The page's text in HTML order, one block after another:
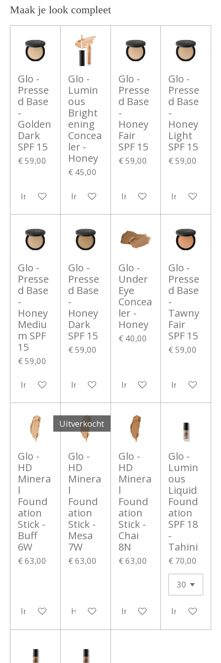
Maak je look compleet
Glo -
Presse
d Base
-
Golden
Dark
SPF 15
€ 59,00
In winkelwagen
Glo -
Lumin
ous
Bright
ening
Concea
ler -
Honey
€ 45,00
In winkelwagen
Glo -
Presse
d Base
-
Honey
Fair
SPF 15
€ 59,00
In winkelwagen
Glo -
Presse
d Base
-
Honey
Light
SPF 15
€ 59,00
In
Glo -
Presse
d Base
-
Honey
Mediu
m SPF
15
€ 59,00
In winkelwagen
Glo -
Presse
d Base
-
Honey
Dark
SPF 15
€ 59,00
In winkelwagen
Glo -
Under
Eye
Concea
ler -
Honey
€ 40,00
In winkelwagen
Glo -
Presse
d Base
-
Tawny
Fair
SPF 15
€ 59,00
In
Glo -
HD
Minera
l
Found
ation
Stick -
Buff
6W
€ 63,00
In winkelwagen
Uitverkocht
Glo -
HD
Minera
l
Found
ation
Stick -
Mesa
7W
€ 63,00
Houd mij op de hoogte
Glo -
HD
Minera
l
Found
ation
Stick -
Chai
8N
€ 63,00
In winkelwagen
Glo -
Lumin
ous
Liquid
Found
ation
SPF 18
-
Tahini
€ 70,00
In